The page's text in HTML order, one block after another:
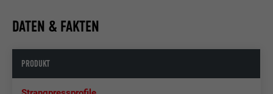
DATEN & FAKTEN
PRODUKT